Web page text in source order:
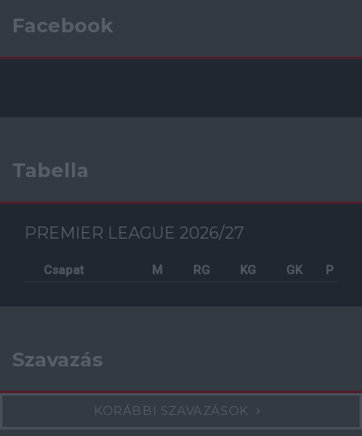
Facebook
Tabella
PREMIER LEAGUE 2026/27
Csapat M RG KG GK P
Szavazás
KORÁBBI SZAVAZÁSOK